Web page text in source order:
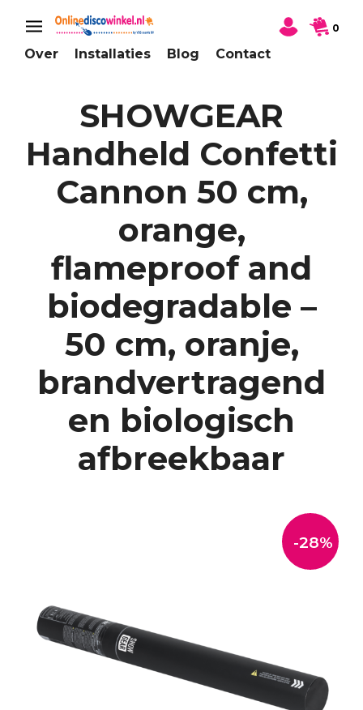
Over Installaties Blog Contact
0
SHOWGEAR
Handheld Confetti
Cannon 50 cm,
orange,
flameproof and
biodegradable –
50 cm, oranje,
brandvertragend
en biologisch
afbreekbaar
-28%